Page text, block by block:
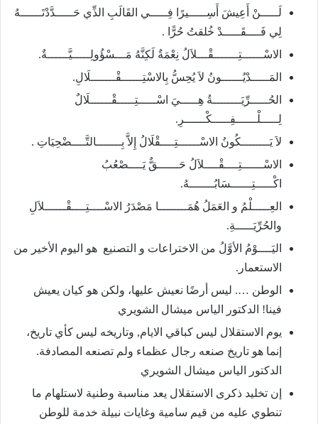
لَـــــنْ أَعِيشَ أَسِـــــيرًا فِـــــي القَالَبِ الذِّي حَـــــدَّدْتَــــــهُ
لِي فَــــقَـــــدْ خُلقتُ حُرًّا .
الاسْــــــتِـــــــقْـــلاَلُ نِعْمَةٌ لَكِنَّهُ مَـــسْؤُولِـــــيَّــــــةٌ.
المَـــــدْيُــــــونُ لاَ يُحِسُّ بِالاسْتِــــــقْـــــــلَالِ.
الحُـــــرِّيَــــــــةُ هِـــــيَ اسْـــــتِـــــقْــــــلَالٌ
لِـــــلْــــــفِـــــكْــــــرِ.
لاَ يَــــــــكُونُ الاسْــــــتِــــقْلَالُ إِلاَّ بِـــــــالتَّــــضْحِيَاتِ .
الاسْــــــتِــــقْــــلاَلُ حَــــــقٌّ يَــــصْعُبُ
اكْـــــتِــــــسَابُـــــــهُ.
العِـــــلْمُ و العَمَلُ هُمَــــــــا مَصْدَرُ الاسْــــتِــــقْــــــلاَلِ
والحُرِّيَـــــةِ.
اليَــــوْمُ الأوَّلُ من الاختراعات و التصنيع هو اليوم الأخير من
الاستعمار.
الوطن …. ليس أرضًا نعيش عليها، ولكن هو كيان يعيش
فينا! الدكتور الياس ميشال الشويري
يوم الاستقلال ليس كباقي الايام, وتاريخه ليس كأي تاريخ،
إنما هو تاريخ صنعه رجال عظماء ولم تصنعه المصادفة.
الدكتور الياس ميشال الشويري
إن تخليد ذكرى الاستقلال يعد مناسبة وطنية لاستلهام ما
تنطوي عليه من قيم سامية وغايات نبيلة خدمة للوطن